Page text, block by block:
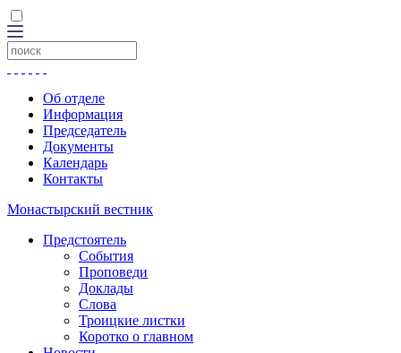
Об отделе
Информация
Председатель
Документы
Календарь
Контакты
Монастырский вестник
Предстоятель
События
Проповеди
Доклады
Слова
Троицкие листки
Коротко о главном